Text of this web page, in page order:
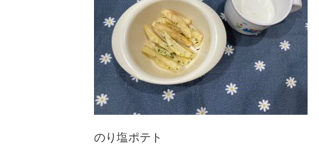
のり塩ポテト